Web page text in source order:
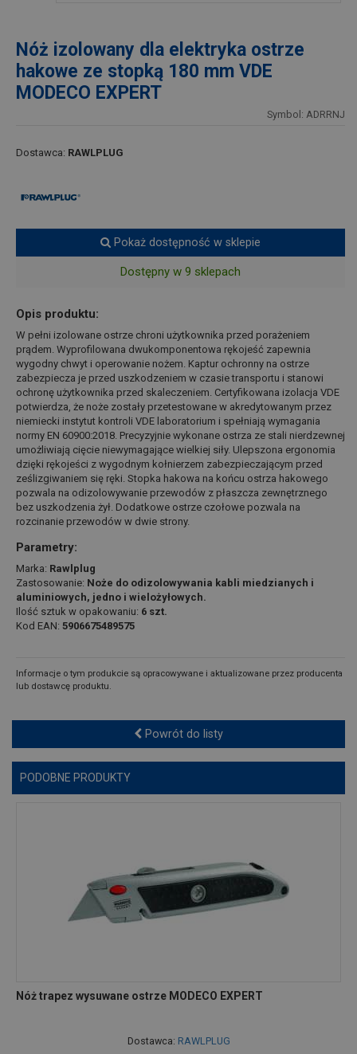
Nóż izolowany dla elektryka ostrze
hakowe ze stopką 180 mm VDE
MODECO EXPERT
Symbol: ADRRNJ
Dostawca: RAWLPLUG
Pokaż dostępność w sklepie
Dostępny w 9 sklepach
Opis produktu:
W pełni izolowane ostrze chroni użytkownika przed porażeniem
prądem. Wyprofilowana dwukomponentowa rękojeść zapewnia
wygodny chwyt i operowanie nożem. Kaptur ochronny na ostrze
zabezpiecza je przed uszkodzeniem w czasie transportu i stanowi
ochronę użytkownika przed skaleczeniem. Certyfikowana izolacja VDE
potwierdza, że noże zostały przetestowane w akredytowanym przez
niemiecki instytut kontroli VDE laboratorium i spełniają wymagania
normy EN 60900:2018. Precyzyjnie wykonane ostrza ze stali nierdzewnej
umożliwiają cięcie niewymagające wielkiej siły. Ulepszona ergonomia
dzięki rękojeści z wygodnym kołnierzem zabezpieczającym przed
ześlizgiwaniem się ręki. Stopka hakowa na końcu ostrza hakowego
pozwala na odizolowywanie przewodów z płaszcza zewnętrznego
bez uszkodzenia żył. Dodatkowe ostrze czołowe pozwala na
rozcinanie przewodów w dwie strony.
Parametry:
Marka: Rawlplug
Zastosowanie: Noże do odizolowywania kabli miedzianych i
aluminiowych, jedno i wielożyłowych.
Ilość sztuk w opakowaniu: 6 szt.
Kod EAN: 5906675489575
Informacje o tym produkcie są opracowywane i aktualizowane przez producenta
lub dostawcę produktu.
Powrót do listy
PODOBNE PRODUKTY
Nóż trapez wysuwane ostrze MODECO EXPERT
Dostawca: RAWLPLUG